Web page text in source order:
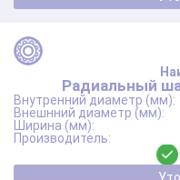
Радиальный